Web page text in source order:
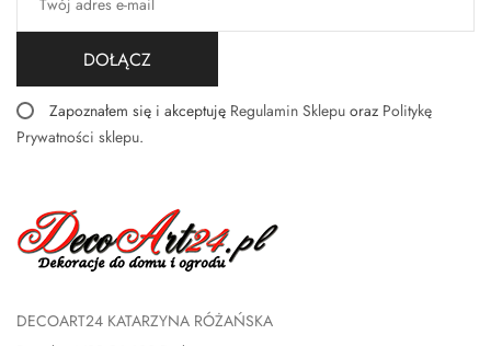
DOŁĄCZ
Zapoznałem się i akceptuję Regulamin Sklepu oraz Politykę
Prywatności sklepu.
DECOART24 KATARZYNA RÓŻAŃSKA